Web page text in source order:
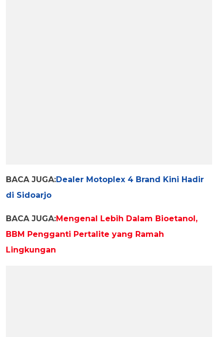
BACA JUGA:Dealer Motoplex 4 Brand Kini Hadir
di Sidoarjo
BACA JUGA:Mengenal Lebih Dalam Bioetanol,
BBM Pengganti Pertalite yang Ramah
Lingkungan